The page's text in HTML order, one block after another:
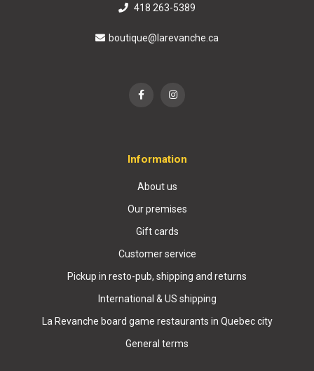
418 263-5389
boutique@larevanche.ca
Information
About us
Our premises
Gift cards
Customer service
Pickup in resto-pub, shipping and returns
International & US shipping
La Revanche board game restaurants in Quebec city
General terms